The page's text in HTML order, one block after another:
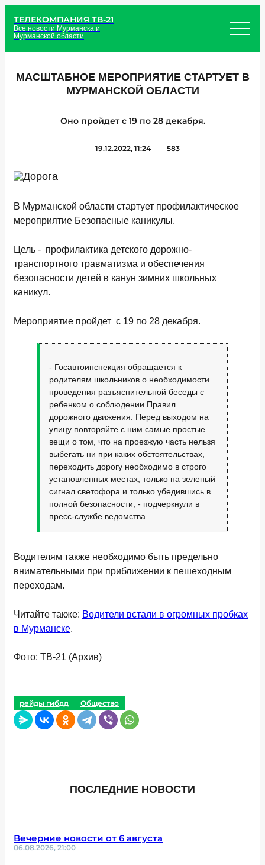
ТЕЛЕКОМПАНИЯ ТВ-21
Все новости Мурманска и
Мурманской области
МАСШТАБНОЕ МЕРОПРИЯТИЕ СТАРТУЕТ В
МУРМАНСКОЙ ОБЛАСТИ
Оно пройдет с 19 по 28 декабря.
19.12.2022, 11:24 583
В Мурманской области стартует профилактическое
мероприятие Безопасные каникулы.
Цель - профилактика детского дорожно-
транспортного травматизма и обеспечения
безопасности детей в канун зимних школьных
каникул.
Мероприятие пройдет с 19 по 28 декабря.
- Госавтоинспекция обращается к
родителям школьников о необходимости
проведения разъяснительной беседы с
ребенком о соблюдении Правил
дорожного движения. Перед выходом на
улицу повторяйте с ним самые простые
вещи о том, что на проезжую часть нельзя
выбегать ни при каких обстоятельствах,
переходить дорогу необходимо в строго
установленных местах, только на зеленый
сигнал светофора и только убедившись в
полной безопасности, - подчеркнули в
пресс-службе ведомства.
Водителям также необходимо быть предельно
внимательными при приближении к пешеходным
переходам.
Читайте также: Водители встали в огромных пробках
в Мурманске.
Фото: ТВ-21 (Архив)
рейды гибдд Общество
ПОСЛЕДНИЕ НОВОСТИ
Вечерние новости от 6 августа
06.08.2026, 21:00